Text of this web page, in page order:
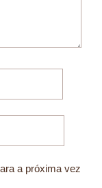
a próxima vez